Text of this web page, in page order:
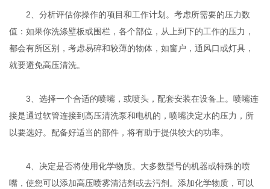
2、分析评估你操作的项目和工作计划。考虑所需要的压力数
值：如果你洗涤壁板或围栏，各个部位，从上到下的工作的压力，
都会有所区别，考虑易碎和较薄的物体，如窗户，通风口或灯具，
就要避免高压清洗。
3、选择一个合适的喷嘴，或喷头，配套安装在设备上。喷嘴连
接是通过软管连接到高压清洗泵和电机的，喷嘴决定水的压力，所
以要选好。配备好适当的部件，将有助于提供较大的功率。
4、决定是否将使用化学物质。大多数型号的机器或特殊的喷
嘴，使您可以添加高压喷雾清洁剂或去污剂。添加化学物质，可以